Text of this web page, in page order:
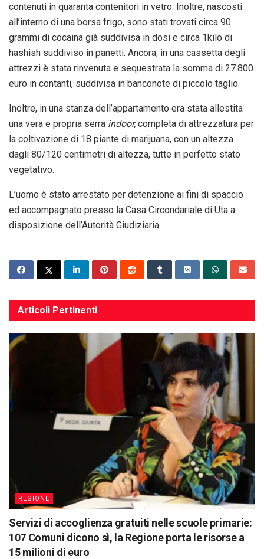
contenuti in quaranta contenitori in vetro. Inoltre, nascosti
all’interno di una borsa frigo, sono stati trovati circa 90
grammi di cocaina già suddivisa in dosi e circa 1kilo di
hashish suddiviso in panetti. Ancora, in una cassetta degli
attrezzi è stata rinvenuta e sequestrata la somma di 27.800
euro in contanti, suddivisa in banconote di piccolo taglio.
Inoltre, in una stanza dell’appartamento era stata allestita
una vera e propria serra indoor,completa di attrezzatura per
la coltivazione di 18 piante di marijuana, con un altezza
dagli 80/120 centimetri di altezza, tutte in perfetto stato
vegetativo.
L’uomo è stato arrestato per detenzione ai fini di spaccio
ed accompagnato presso la Casa Circondariale di Uta a
disposizione dell’Autorità Giudiziaria.
Articoli Pertinenti
REGIONE
Servizi di accoglienza gratuiti nelle scuole primarie:
107 Comuni dicono sì, la Regione porta le risorse a
15 milioni di euro